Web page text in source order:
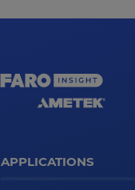
APPLICATIONS